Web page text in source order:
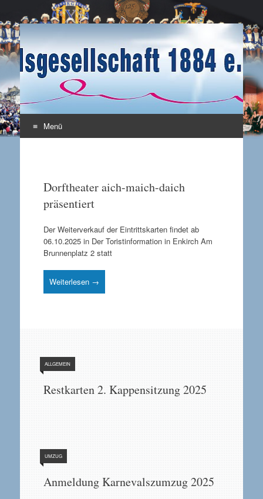
Karnevalsgesellschaft
1884 e.V.
Enkirch / Mosel
Menü
Dorftheater aich-maich-daich
präsentiert
Der Weiterverkauf der Eintrittskarten findet ab
06.10.2025 in Der Toristinformation in Enkirch Am
Brunnenplatz 2 statt
Weiterlesen →
ALLGEMEIN
Restkarten 2. Kappensitzung 2025
UMZUG
Anmeldung Karnevalszumzug 2025